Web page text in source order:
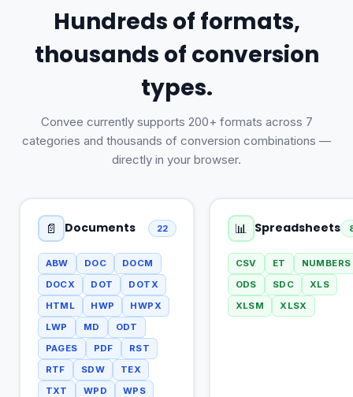
Hundreds of formats,
thousands of conversion
types.
Convee currently supports 200+ formats across 7
categories and thousands of conversion combinations —
directly in your browser.
📄 Documents 22
ABW DOC
DOCM
DOCX
DOT
DOTX
HTML
HWP
HWPX
LWP
MD
ODT
PAGES
PDF
RST
RTF
SDW
TEX
TXT
WPD
WPS
📊 Spreadsheets
CSV ET
NUMBERS
ODS
SDC
XLS
XLSM
XLSX